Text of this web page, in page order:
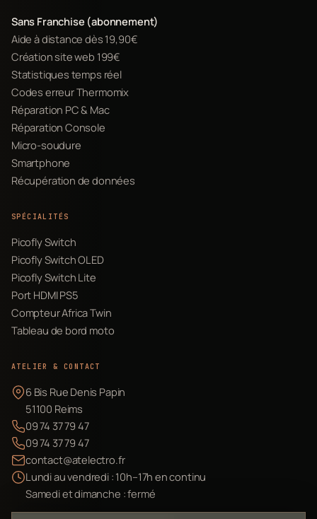
Sans Franchise (abonnement)
Aide à distance dès 19,90€
Création site web 199€
Statistiques temps réel
Codes erreur Thermomix
Réparation PC & Mac
Réparation Console
Micro-soudure
Smartphone
Récupération de données
SPÉCIALITÉS
Picofly Switch
Picofly Switch OLED
Picofly Switch Lite
Port HDMI PS5
Compteur Africa Twin
Tableau de bord moto
ATELIER & CONTACT
6 Bis Rue Denis Papin
51100 Reims
09 74 37 79 47
09 74 37 79 47
contact@atelectro.fr
Lundi au vendredi : 10h–17h en continu
Samedi et dimanche : fermé